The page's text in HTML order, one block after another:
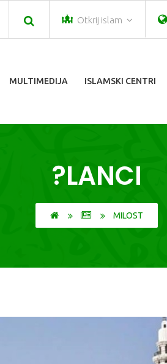
Otkrij islam
MULTIMEDIJA ISLAMSKI CENTRI
?LANCI
MILOST